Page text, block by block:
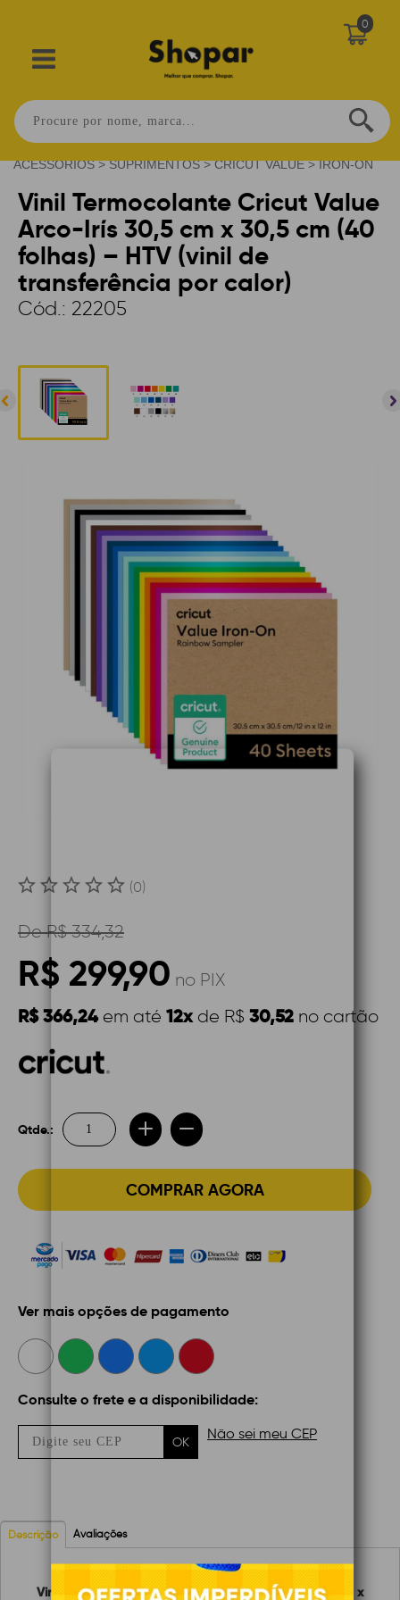
0
ACESSORIOS>SUPRIMENTOS>CRICUT VALUE>IRON-ON
Vinil Termocolante Cricut Value
Arco-Irís 30,5 cm x 30,5 cm (40
folhas) – HTV (vinil de
transferência por calor)
Cód.: 22205
(0)
DeR$ 334,32
R$ 299,90 no PIX
R$ 366,24 em até 12xde R$ 30,52 no cartão
Qtde.:
COMPRAR AGORA
Ver mais opções de pagamento
Consulte o frete e a disponibilidade:
OK Não sei meu CEP
Descrição Avaliações
Vinil Termocolante Cricut Value Arco-Irís 30,5 cm x